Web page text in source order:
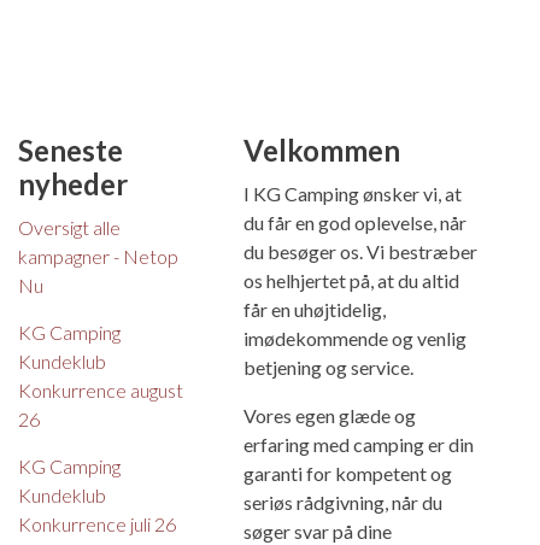
Seneste
nyheder
Oversigt alle
kampagner - Netop
Nu
KG Camping
Kundeklub
Konkurrence august
26
KG Camping
Kundeklub
Konkurrence juli 26
Velkommen
I KG Camping ønsker vi, at
du får en god oplevelse, når
du besøger os. Vi bestræber
os helhjertet på, at du altid
får en uhøjtidelig,
imødekommende og venlig
betjening og service.
Vores egen glæde og
erfaring med camping er din
garanti for kompetent og
seriøs rådgivning, når du
søger svar på dine